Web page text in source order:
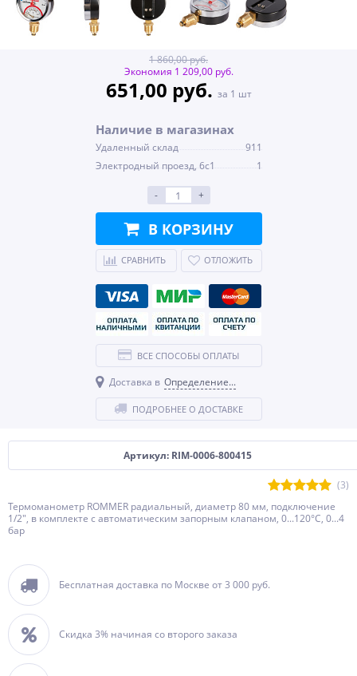
Артикул: RIM-0006-800415
(3)
Термоманометр ROMMER радиальный, диаметр 80 мм, подключение
1/2", в комплекте с автоматическим запорным клапаном, 0...120°C, 0...4
бар
Бесплатная доставка по Москве от 3 000 руб.
Скидка 3% начиная со второго заказа
1 860,00 руб.
Экономия 1 209,00 руб.
651,00 руб. за 1 шт
Наличие в магазинах
Удаленный склад
911
Электродный проезд, 6с1
1
- +
В КОРЗИНУ
СРАВНИТЬ ОТЛОЖИТЬ
ВСЕ СПОСОБЫ ОПЛАТЫ
Доставка в Определение...
ПОДРОБНЕЕ О ДОСТАВКЕ